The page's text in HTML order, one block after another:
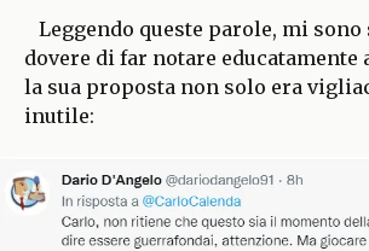
Leggendo queste parole, mi
dovere di far notare educatamente
la sua proposta non solo era
inutile: